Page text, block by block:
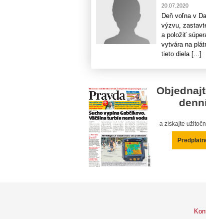
20.07.2020
Deň voľna v
výzvu,
a položiť
vytvára na
tieto diela [...]
a získajte